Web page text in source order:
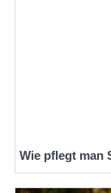
Wie pflegt man